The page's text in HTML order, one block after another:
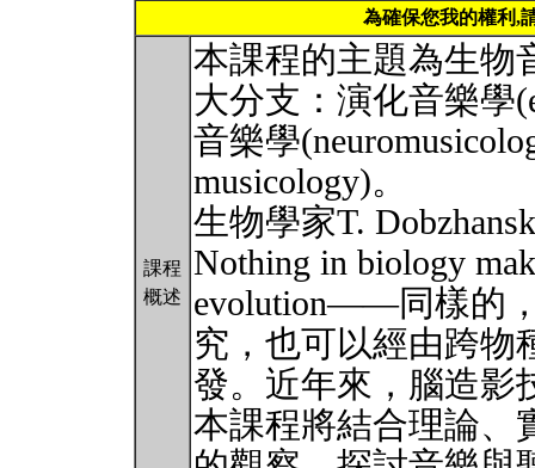
為確保您我的權利,
課程
概述
本課程的主題為生物
大分支：演化音樂學
音樂學
musicology)。
生物學家T.
Nothing in biology
evolution——同樣的
究，也可以經由跨物
發。近年來，腦造影
本課程將結合理論、